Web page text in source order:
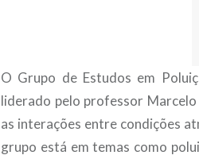
O Grupo de Estudos em
liderado pelo professor
as interações entre condições
grupo está em temas como